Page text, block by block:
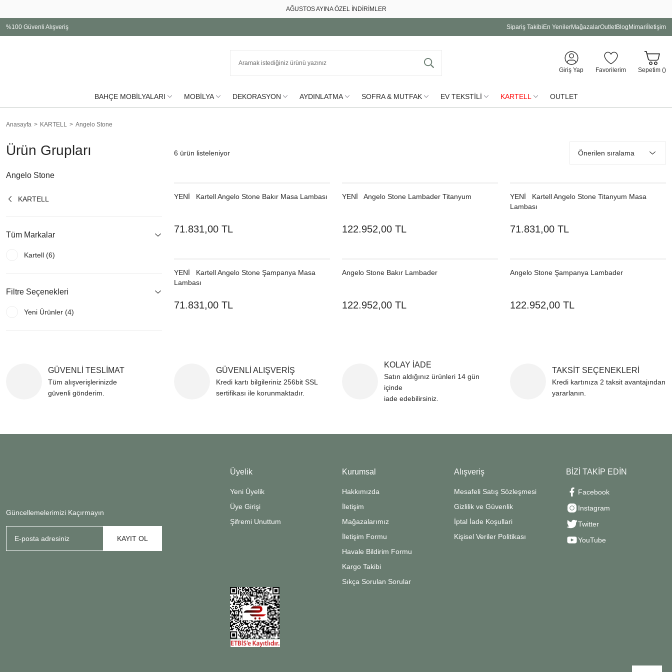
AĞUSTOS AYINA ÖZEL İNDİRİMLER
%100 Güvenli Alışveriş Sipariş Takibi En YenilerMağazalarOutletBlog Mimari İletişim
Giriş Yap Favorilerim Sepetim ()
BAHÇE MOBİLYALARI MOBİLYA DEKORASYON AYDINLATMA SOFRA & MUTFAK EV TEKSTİLİ KARTELL OUTLET
Anasayfa KARTELL Angelo Stone
Ürün Grupları
Angelo Stone
KARTELL
Tüm Markalar
Kartell (6)
Filtre Seçenekleri
Yeni Ürünler (4)
6 ürün listeleniyor
YENI Kartell Angelo Stone Bakır Masa Lambası
71.831,00 TL
YENI Angelo Stone Lambader Titanyum
122.952,00 TL
YENI
Kartell Angelo Stone Titanyum Masa
Lambası
71.831,00 TL
YENI
Kartell Angelo Stone Şampanya Masa
Lambası
71.831,00 TL
Angelo Stone Bakır Lambader
122.952,00 TL
Angelo Stone Şampanya Lambader
122.952,00 TL
GÜVENLİ TESLİMAT
Tüm alışverişlerinizde
güvenli gönderim.
GÜVENLİ ALIŞVERİŞ
Kredi kartı bilgileriniz 256bit SSL
sertifikası ile korunmaktadır.
KOLAY İADE
Satın aldığınız ürünleri 14 gün
içinde
iade edebilirsiniz.
TAKSİT SEÇENEKLERİ
Kredi kartınıza 2 taksit avantajından
yararlanın.
Güncellemelerimizi Kaçırmayın
KAYIT OL
Üyelik
Yeni Üyelik
Üye Girişi
Şifremi Unuttum
Kurumsal
Hakkımızda
İletişim
Mağazalarımız
İletişim Formu
Havale Bildirim Formu
Kargo Takibi
Sıkça Sorulan Sorular
Alışveriş
Mesafeli Satış Sözleşmesi
Gizlilik ve Güvenlik
İptal İade Koşullari
Kişisel Veriler Politikası
BİZİ TAKİP EDİN
Facebook
Instagram
Twitter
YouTube